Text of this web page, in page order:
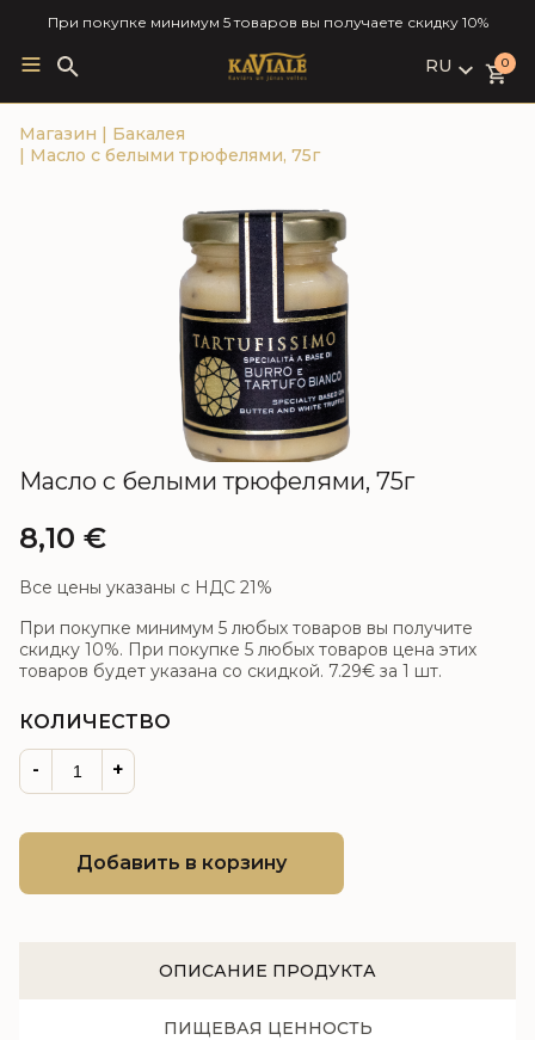
При покупке минимум 5 товаров вы получаете скидку 10%
Search
for:
RU
LV
0
Магазин | Бакалея
| Масло с белыми трюфелями, 75г
Масло с белыми трюфелями, 75г
8,10 €
Все цены указаны с НДС 21%
При покупке минимум 5 любых товаров вы получите
скидку 10%. При покупке 5 любых товаров цена этих
товаров будет указана со скидкой. 7.29€ за 1 шт.
КОЛИЧЕСТВО
- +
Добавить в корзину
ОПИСАНИЕ ПРОДУКТА
ПИЩЕВАЯ ЦЕННОСТЬ